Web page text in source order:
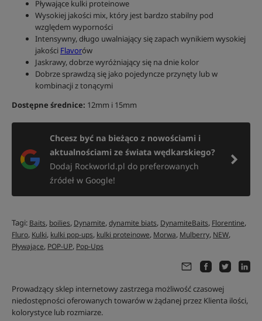
Pływające kulki proteinowe
Wysokiej jakości mix, który jest bardzo stabilny pod
względem wyporności
Intensywny, długo uwalniający się zapach wynikiem wysokiej
jakości Flavorów
Jaskrawy, dobrze wyróżniający się na dnie kolor
Dobrze sprawdzą się jako pojedyncze przynęty lub w
kombinacji z tonącymi
Dostępne średnice: 12mm i 15mm
Chcesz być na bieżąco z nowościami i
aktualnościami ze świata wędkarskiego?
Dodaj Rockworld.pl do preferowanych
źródeł w Google!
Tagi: Baits, boilies, Dynamite,dynamite biats, DynamiteBaits, Florentine,
Fluro, Kulki, kulki pop-ups, kulki proteinowe, Morwa, Mulberry, NEW,
Pływające, POP-UP, Pop-Ups
Prowadzący sklep internetowy zastrzega możliwość czasowej
niedostępności oferowanych towarów w żądanej przez Klienta ilości,
kolorystyce lub rozmiarze.